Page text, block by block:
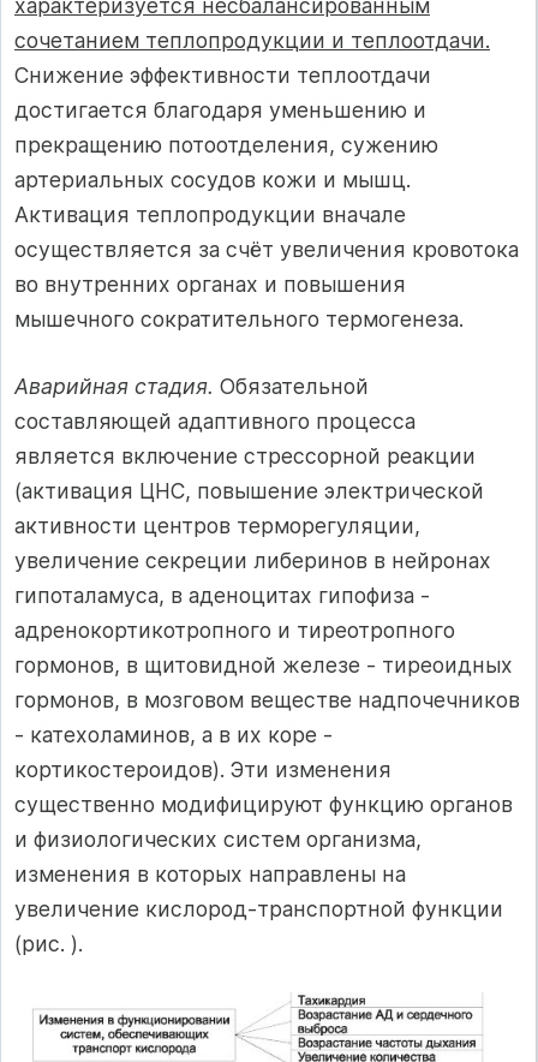
характеризуется несбалансированным
сочетанием теплопродукции и теплоотдачи.
Снижение эффективности теплоотдачи
достигается благодаря уменьшению и
прекращению потоотделения, сужению
артериальных сосудов кожи и мышц.
Активация теплопродукции вначале
осуществляется за счёт увеличения кровотока
во внутренних органах и повышения
мышечного сократительного термогенеза.
Аварийная стадия. Обязательной
составляющей адаптивного процесса
является включение стрессорной реакции
(активация ЦНС, повышение электрической
активности центров терморегуляции,
увеличение секреции либеринов в нейронах
гипоталамуса, в аденоцитах гипофиза -
адренокортикотропного и тиреотропного
гормонов, в щитовидной железе - тиреоидных
гормонов, в мозговом веществе надпочечников
- катехоламинов, а в их коре -
кортикостероидов). Эти изменения
существенно модифицируют функцию органов
и физиологических систем организма,
изменения в которых направлены на
увеличение кислород-транспортной функции
(рис. ).